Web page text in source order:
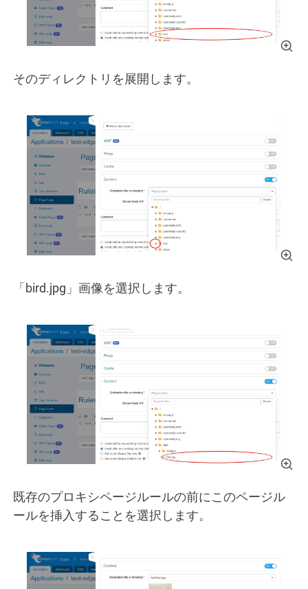
そのディレクトリを展開します。
「bird.jpg」画像を選択します。
既存のプロキシページルールの前にこのページル
ールを挿入することを選択します。